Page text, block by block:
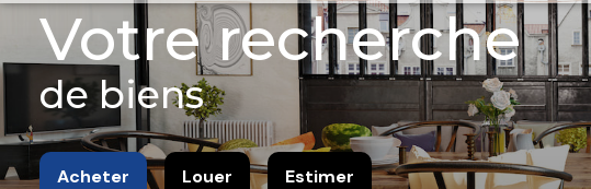
Votre recherche
de biens
Acheter Louer Estimer